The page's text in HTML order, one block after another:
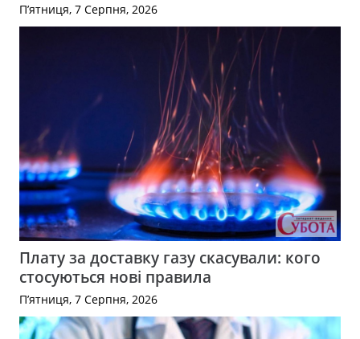
П’ятниця, 7 Серпня, 2026
Плату за доставку газу скасували: кого
стосуються нові правила
П’ятниця, 7 Серпня, 2026